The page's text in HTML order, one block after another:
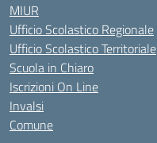
MIUR
Ufficio Scolastico Regionale
Ufficio Scolastico Territoriale
Scuola in Chiaro
Iscrizioni On Line
Invalsi
Comune